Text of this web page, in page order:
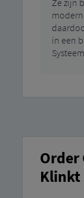
in een
Order
Klinkt